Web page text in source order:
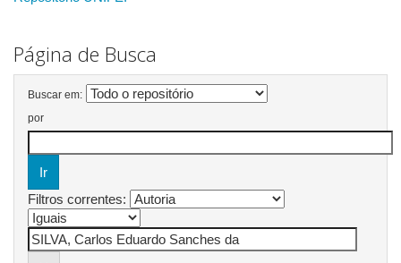
Página de Busca
Buscar em:
por
Filtros correntes: